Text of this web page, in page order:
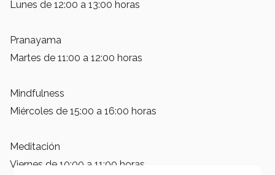
Lunes de 12:00 a 13:00 horas
Pranayama
Martes de 11:00 a 12:00 horas
Mindfulness
Miércoles de 15:00 a 16:00 horas
Meditación
Viernes de 10:00 a 11:00 horas